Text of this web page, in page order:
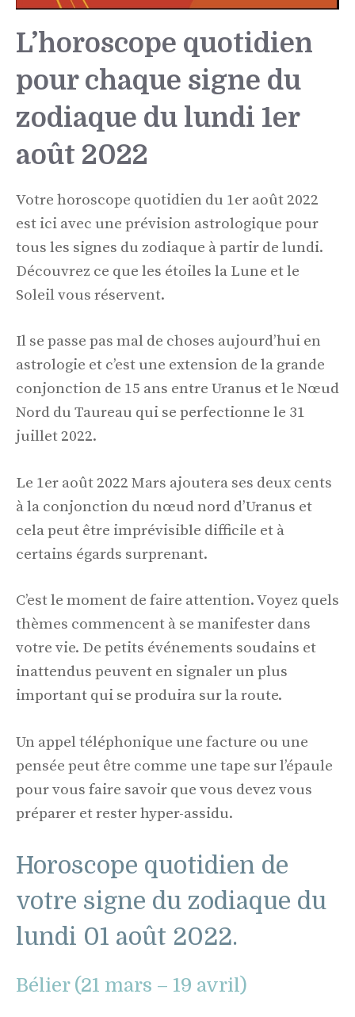
L’horoscope quotidien
pour chaque signe du
zodiaque du lundi 1er
août 2022
Votre horoscope quotidien du 1er août 2022
est ici avec une prévision astrologique pour
tous les signes du zodiaque à partir de lundi.
Découvrez ce que les étoiles la Lune et le
Soleil vous réservent.
Il se passe pas mal de choses aujourd’hui en
astrologie et c’est une extension de la grande
conjonction de 15 ans entre Uranus et le Nœud
Nord du Taureau qui se perfectionne le 31
juillet 2022.
Le 1er août 2022 Mars ajoutera ses deux cents
à la conjonction du nœud nord d’Uranus et
cela peut être imprévisible difficile et à
certains égards surprenant.
C’est le moment de faire attention. Voyez quels
thèmes commencent à se manifester dans
votre vie. De petits événements soudains et
inattendus peuvent en signaler un plus
important qui se produira sur la route.
Un appel téléphonique une facture ou une
pensée peut être comme une tape sur l’épaule
pour vous faire savoir que vous devez vous
préparer et rester hyper-assidu.
Horoscope quotidien de
votre signe du zodiaque du
lundi 01 août 2022.
Bélier (21 mars – 19 avril)